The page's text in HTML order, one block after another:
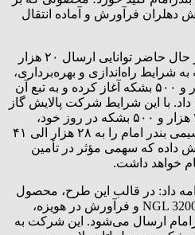
دهلران فرآورش و آماده انتقال
وی خاطرنشان کرد: دهلران در حال حاضر توانایی ارسال ۲۰ هزار
شرایط راه‌اندازی و بهره‌برداری،
عملیات ارسال خود را از ۶ هزار و ۵۰۰ بشکه آغاز کرده و به تبع آن
با این شرایط شرکت پالایش گاز
هویزه خلیج فارس با ارسال ۲۱ هزار و ۵۰۰ بشکه در روز خود،
مجموع ارسال خوراک به پتروشیمی بندر امام را به ۲۸ هزار الی ۴۱
افزایش داده که سهمی مؤثر در تأمین
خواهد داشت.
داد: در قالب این طرح، محصول
دهلران پس از انتقال به شبکه NGL 3200 و فرآورش در هویزه،
ارسال می‌شود. این شرکت به